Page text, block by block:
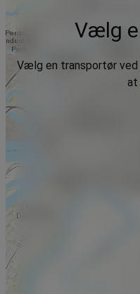
Vælg
Vælg en transportør
at